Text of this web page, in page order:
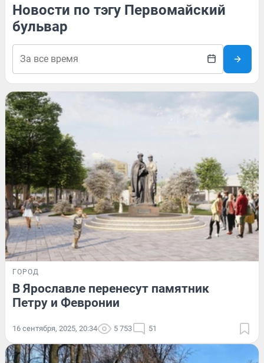
Новости по тэгу Первомайский
бульвар
ГОРОД
В Ярославле перенесут памятник
Петру и Февронии
16 сентября, 2025, 20:34 5 753 51